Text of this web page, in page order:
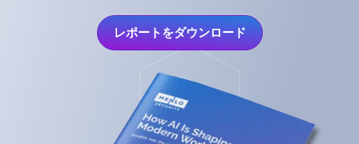
レポートをダウンロード